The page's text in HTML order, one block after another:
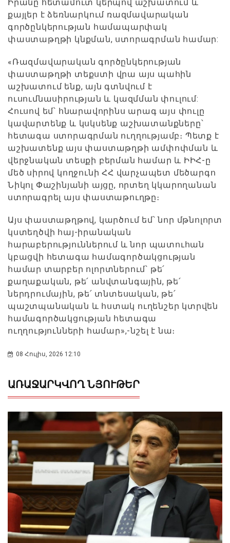
Իրանը հետամուտ կերպով աշխատում և
քայլեր է ձեռնարկում ռազմավարական
գործընկերության համապարփակ
փաստաթղթի կնքման, ստորագրման համար:
«Ռազմավարական գործընկերության
փաստաթղթի տեքստի վրա այս պահին
աշխատում ենք, այն գտնվում է
ուսումնասիրության և կազմման փուլում:
Հուսով եմ՝ հնարավորինս արագ այս փուլը
կավարտենք և կսկսենք աշխատանքները՝
հետագա ստորագրման ուղղությամբ։ Պետք է
աշխատենք այս փաստաթղթի ամփոփման և
վերջնական տեսքի բերման համար և ԻԻՀ-ը
մեծ սիրով կողջունի ՀՀ վարչապետ մեծարգո
Նիկոլ Փաշինյանի այցը, որտեղ կկարողանան
ստորագրել այս փաստաթուղթը։
Այս փաստաթղթով, կարծում եմ՝ նոր մթնոլորտ
կստեղծվի հայ-իրանական
հարաբերություններում և նոր պատուհան
կբացվի հետագա համագործակցության
համար տարբեր ոլորտներում՝ թե՛
քաղաքական, թե՛ անվտանգային, թե՛
ներդրումային, թե՛ տնտեսական, թե՛
պաշտպանական և հստակ ուղենշեր կտրվեն
համագործակցության հետագա
ուղղությունների համար»,-նշել է նա։
08 Հուլիս, 2026 12:10
ԱՌԱՋԱՐԿՎՈՂ ՆՅՈՒԹԵՐ